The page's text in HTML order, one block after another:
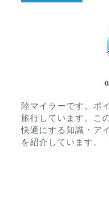
陸マイラーです。ポ
旅行しています。こ
快適にする知識・ア
を紹介しています。